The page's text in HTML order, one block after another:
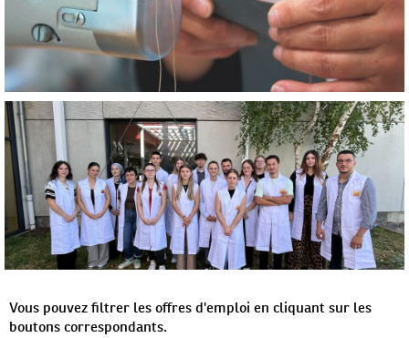
Vous pouvez filtrer les offres d'emploi en cliquant sur les
boutons correspondants.